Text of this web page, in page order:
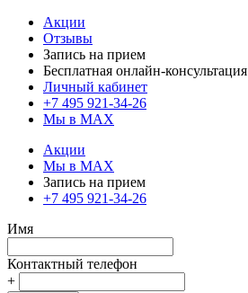
Акции
Отзывы
Запись на прием
Бесплатная онлайн-консультация
Личный кабинет
+7 495 921-34-26
Мы в MAX
Акции
Мы в MAX
Запись на прием
+7 495 921-34-26
Имя
Контактный телефон
+